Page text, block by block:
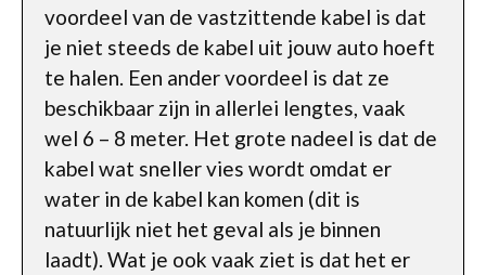
voordeel van de vastzittende kabel is dat
je niet steeds de kabel uit jouw auto hoeft
te halen. Een ander voordeel is dat ze
beschikbaar zijn in allerlei lengtes, vaak
wel 6 – 8 meter. Het grote nadeel is dat de
kabel wat sneller vies wordt omdat er
water in de kabel kan komen (dit is
natuurlijk niet het geval als je binnen
laadt). Wat je ook vaak ziet is dat het er